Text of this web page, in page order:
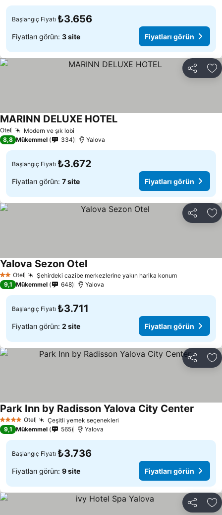
Başlangıç Fiyatı ₺3.656
Fiyatları görün: 3 site Fiyatları görün
Paylaş
Otel Modern ve şık lobi
MARINN DELUXE HOTEL
8,8 Mükemmel 334 Yalova
Başlangıç Fiyatı ₺3.672
Fiyatları görün: 7 site Fiyatları görün
Paylaş
2 Yıldız
Otel Şehirdeki cazibe merkezlerine yakın harika konum
Yalova Sezon Otel
9,1 Mükemmel 648 Yalova
Başlangıç Fiyatı ₺3.711
Fiyatları görün: 2 site Fiyatları görün
Paylaş
4 Yıldız Otel Çeşitli yemek seçenekleri
Park Inn by Radisson Yalova City Center
9,1 Mükemmel 565 Yalova
Başlangıç Fiyatı ₺3.736
Fiyatları görün: 9 site Fiyatları görün
Paylaş